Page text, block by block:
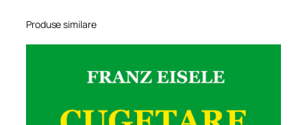
Produse similare